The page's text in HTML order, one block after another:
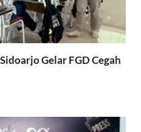
Gelar FGD Cegah